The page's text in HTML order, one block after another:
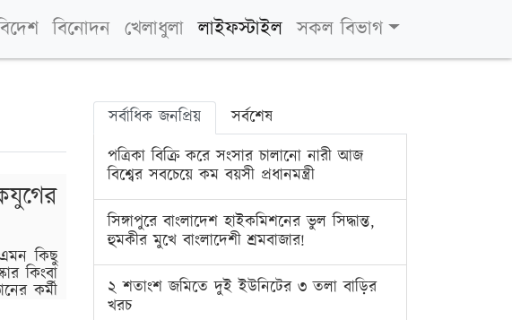
বিনোদন খেলাধুলা লাইফস্টাইল সকল বিভাগ
কিছু
কিংবা
কর্মী
সর্বাধিক জনপ্রিয়
সর্বশেষ
পত্রিকা বিক্রি করে সংসার চালানো নারী আজ
বিশ্বের সবচেয়ে কম বয়সী প্রধানমন্ত্রী
সিঙ্গাপুরে বাংলাদেশ হাইকমিশনের ভুল সিদ্ধান্ত,
হুমকীর মুখে বাংলাদেশী শ্রমবাজার!
২ শতাংশ জমিতে দুই ইউনিটের ৩ তলা বাড়ির
খরচ